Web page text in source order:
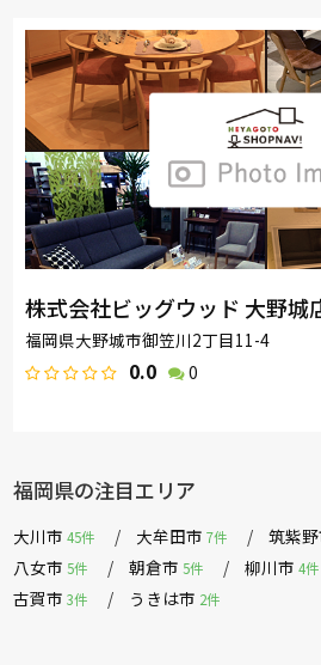
株式会社ビッグウッド 大野城
福岡県大野城市御笠川2丁目11-4
0.0 0
福岡県の注目エリア
大川市45件 大牟田市7件 筑紫
八女市5件 朝倉市5件 柳川市4件
古賀市3件 うきは市 2件